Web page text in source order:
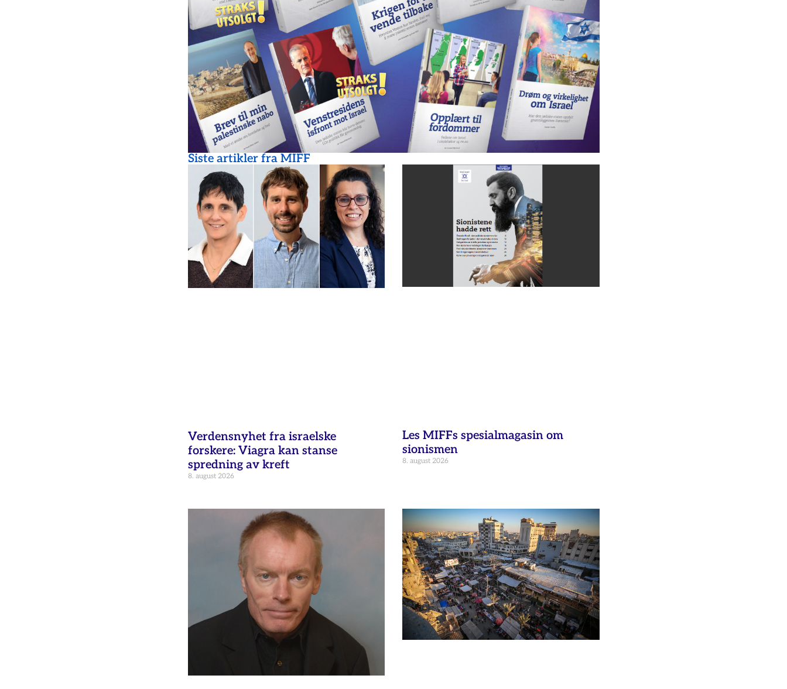
Siste artikler fra MIFF
Verdensnyhet fra israelske
forskere: Viagra kan stanse
spredning av kreft
8. august 2026
Les MIFFs spesialmagasin om
sionismen
8. august 2026